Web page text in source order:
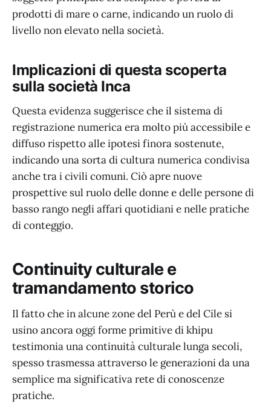
prodotti di mare o carne, indicando un ruolo di
livello non elevato nella società.
Implicazioni di questa scoperta
sulla società Inca
Questa evidenza suggerisce che il sistema di
registrazione numerica era molto più accessibile e
diffuso rispetto alle ipotesi finora sostenute,
indicando una sorta di cultura numerica condivisa
anche tra i civili comuni. Ciò apre nuove
prospettive sul ruolo delle donne e delle persone di
basso rango negli affari quotidiani e nelle pratiche
di conteggio.
Continuity culturale e
tramandamento storico
Il fatto che in alcune zone del Perù e del Cile si
usino ancora oggi forme primitive di khipu
testimonia una continuità culturale lunga secoli,
spesso trasmessa attraverso le generazioni da una
semplice ma significativa rete di conoscenze
pratiche.